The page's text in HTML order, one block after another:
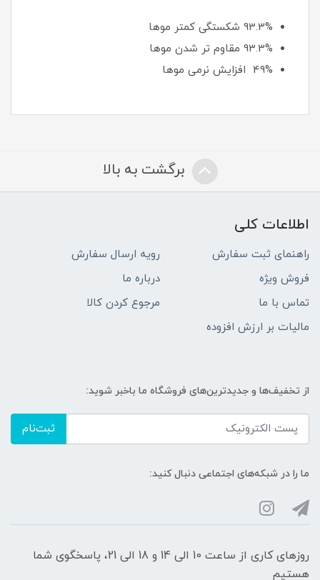
93.3% شکستگی کمتر موها
93.3% مقاوم تر شدن موها
49% افزایش نرمی موها
برگشت به بالا
اطلاعات کلی
راهنمای ثبت سفارش
رویه ارسال سفارش
فروش ویژه
درباره ما
تماس با ما
مرجوع کردن کالا
مالیات بر ارزش افزوده
از تخفیف‌ها و جدیدترین‌های فروشگاه ما باخبر شوید:
ثبت‌نام
ما را در شبکه‌های اجتماعی دنبال کنید:
روزهای کاری از ساعت 10 الی 14 و 18 الی 21، پاسخگوی شما
هستیم